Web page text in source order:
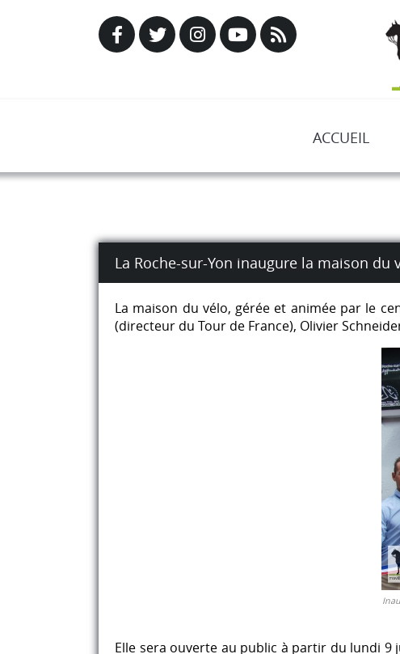
ACCUEIL
La Roche-sur-Yon inaugure la maison du
La maison du vélo, gérée et animée par le
(directeur du Tour de France), Olivier
Elle sera ouverte au public à partir du lundi 9